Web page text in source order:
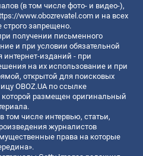
(в том числе фото- и видео-),
www.obozrevatel.com и на всех
запрещено.
получении письменного
и при условии обязательной
интернет-изданий - при
на их использование и при
открытой для поисковых
OBOZ.UA по ссылке
которой размещен оригинальный
том числе интервью, статьи,
журналистов
права на которые